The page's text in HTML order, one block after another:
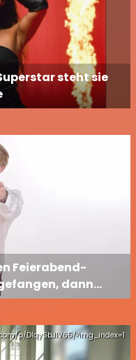
steht sie
Feierabend-
dann
p/DIqySbJIV65/?img_index=1